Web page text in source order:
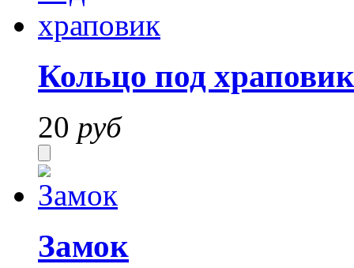
Кольцо под храповик
20 руб
Замок